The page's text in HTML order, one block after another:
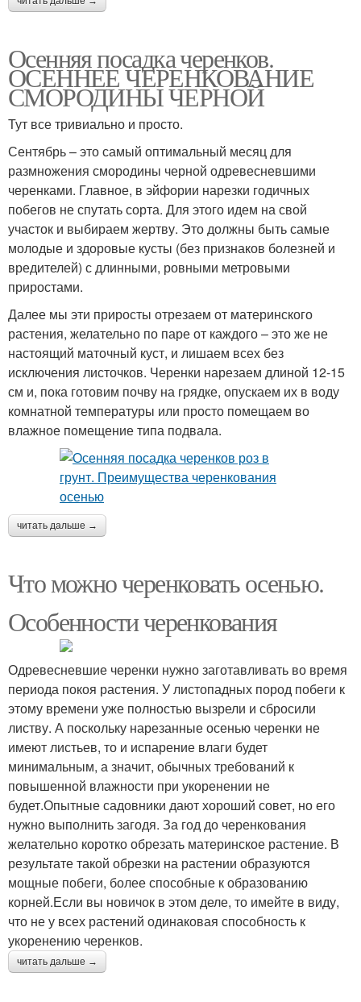
Осенняя посадка черенков.
ОСЕННЕЕ ЧЕРЕНКОВАНИЕ
СМОРОДИНЫ ЧЕРНОЙ
Тут все тривиально и просто.
Сентябрь – это самый оптимальный месяц для
размножения смородины черной одревесневшими
черенками. Главное, в эйфории нарезки годичных
побегов не спутать сорта. Для этого идем на свой
участок и выбираем жертву. Это должны быть самые
молодые и здоровые кусты (без признаков болезней и
вредителей) с длинными, ровными метровыми
приростами.
Далее мы эти приросты отрезаем от материнского
растения, желательно по паре от каждого – это же не
настоящий маточный куст, и лишаем всех без
исключения листочков. Черенки нарезаем длиной 12-15
см и, пока готовим почву на грядке, опускаем их в воду
комнатной температуры или просто помещаем во
влажное помещение типа подвала.
читать дальше →
Что можно черенковать осенью.
Особенности черенкования
Одревесневшие черенки нужно заготавливать во время
периода покоя растения. У листопадных пород побеги к
этому времени уже полностью вызрели и сбросили
листву. А поскольку нарезанные осенью черенки не
имеют листьев, то и испарение влаги будет
минимальным, а значит, обычных требований к
повышенной влажности при укоренении не
будет.Опытные садовники дают хороший совет, но его
нужно выполнить загодя. За год до черенкования
желательно коротко обрезать материнское растение. В
результате такой обрезки на растении образуются
мощные побеги, более способные к образованию
корней.Если вы новичок в этом деле, то имейте в виду,
что не у всех растений одинаковая способность к
укоренению черенков.
читать дальше →